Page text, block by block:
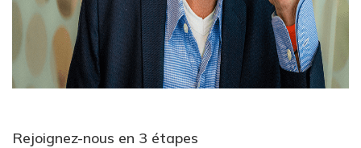
Rejoignez-nous en 3 étapes